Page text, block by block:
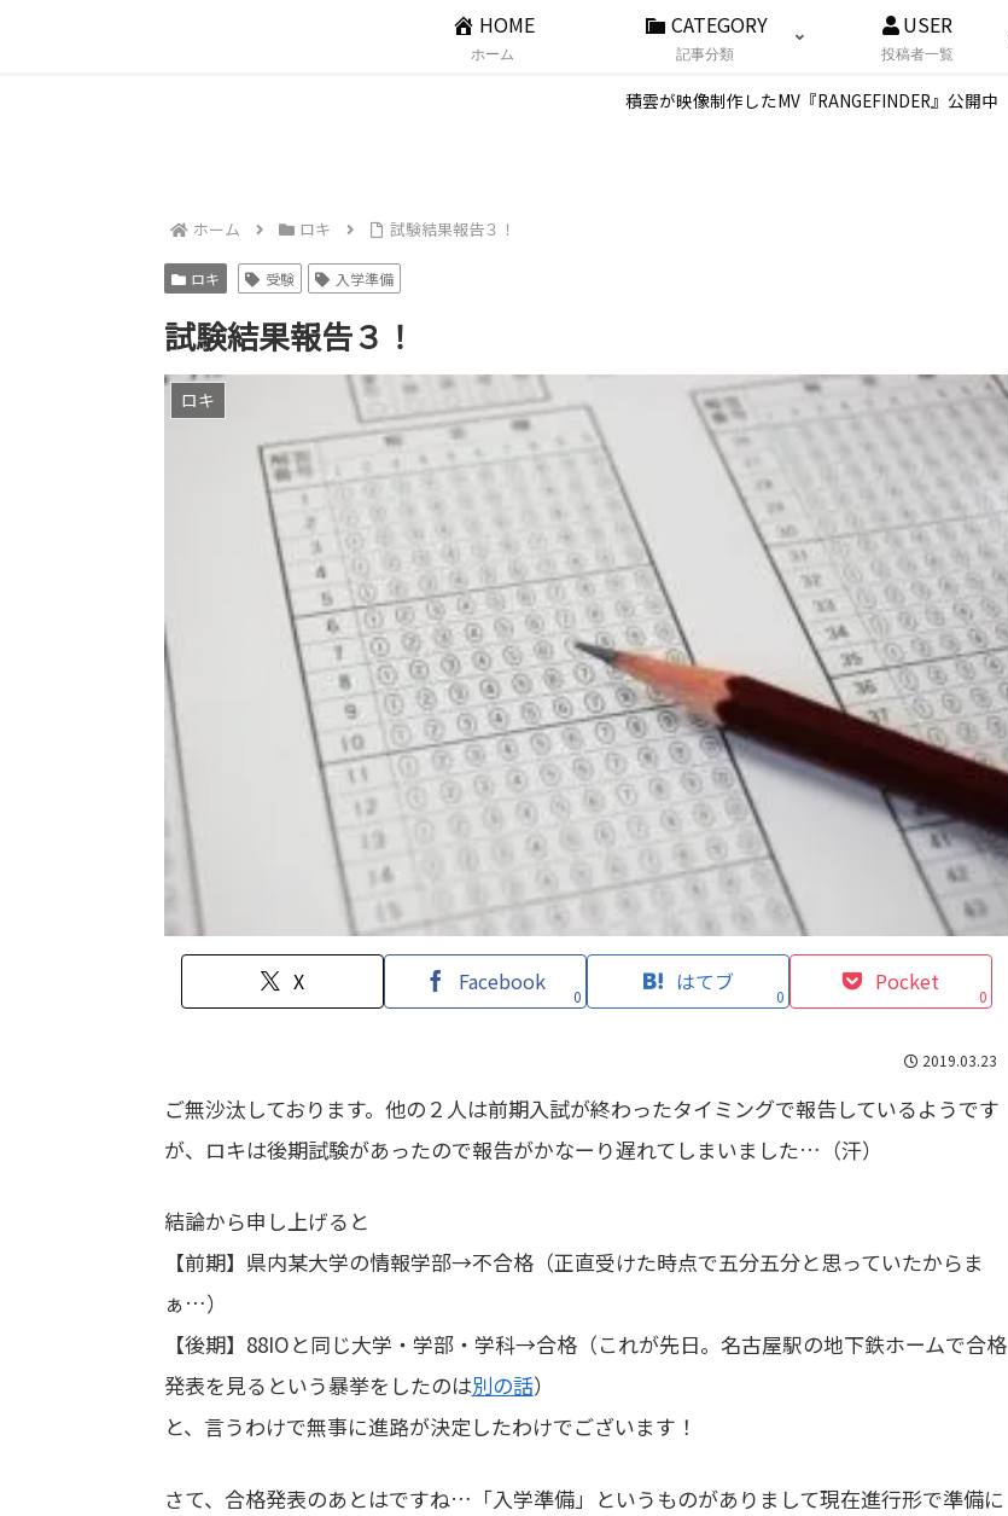
HOME
ホーム
CATEGORY
記事分類
USER
投稿者一覧
積雲が映像制作したMV『RANGEFINDER』公開中
ホーム ロキ 試験結果報告３！
ロキ 受験 入学準備
試験結果報告３！
ロキ
X Facebook 0 はてブ 0 Pocket 0
2019.03.23
ご無沙汰しております。他の２人は前期入試が終わったタイミングで報告しているようです
が、ロキは後期試験があったので報告がかなーり遅れてしまいました…（汗）
結論から申し上げると
【前期】県内某大学の情報学部→不合格（正直受けた時点で五分五分と思っていたからま
ぁ…）
【後期】88IOと同じ大学・学部・学科→合格（これが先日。名古屋駅の地下鉄ホームで合格
発表を見るという暴挙をしたのは別の話）
と、言うわけで無事に進路が決定したわけでございます！
さて、合格発表のあとはですね…「入学準備」というものがありまして現在進行形で準備に